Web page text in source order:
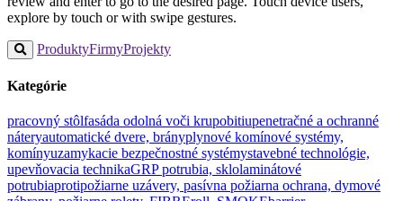
explore by touch or with swipe gestures.
ProduktyFirmyProjekty
Kategórie
pracovný stôlfasáda odolná voči krupobitiupenetračné a ochranné
náteryautomatické dvere, brányplynové komínové systémy,
komínyuzamykacie bezpečnostné systémystavebné technológie,
upevňovacia technikaGRP potrubia, sklolaminátové
potrubiaprotipožiarne uzávery, pasívna požiarna ochrana, dymové